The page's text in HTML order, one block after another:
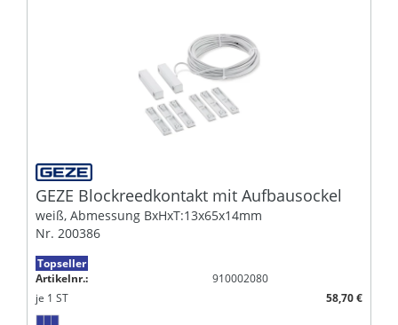
GEZE Blockreedkontakt mit Aufbausockel
weiß, Abmessung BxHxT:13x65x14mm
Nr. 200386
Topseller
Artikelnr.:
910002080
je 1 ST 58,70 €